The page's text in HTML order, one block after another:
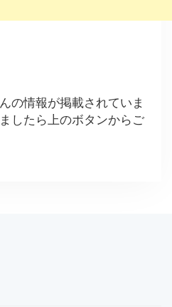
の情報が掲載されていま
したら上のボタンからご